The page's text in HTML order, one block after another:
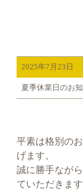
2025年7月23日
夏季休業日のお知
平素は格別の
げます。
誠に勝手なが
ていただきます